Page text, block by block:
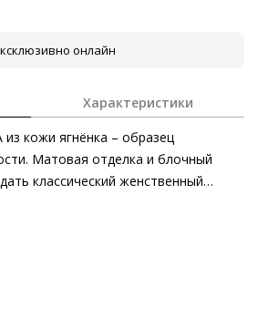
онлайн
Характеристики
кожи ягнёнка – образец
Матовая отделка и блочный
классический женственный
влиянию времени и трендов.
тон модели гармонично
силуэт. Эта пара –
который с лёгкостью дополнит любой
шика и комфорта.